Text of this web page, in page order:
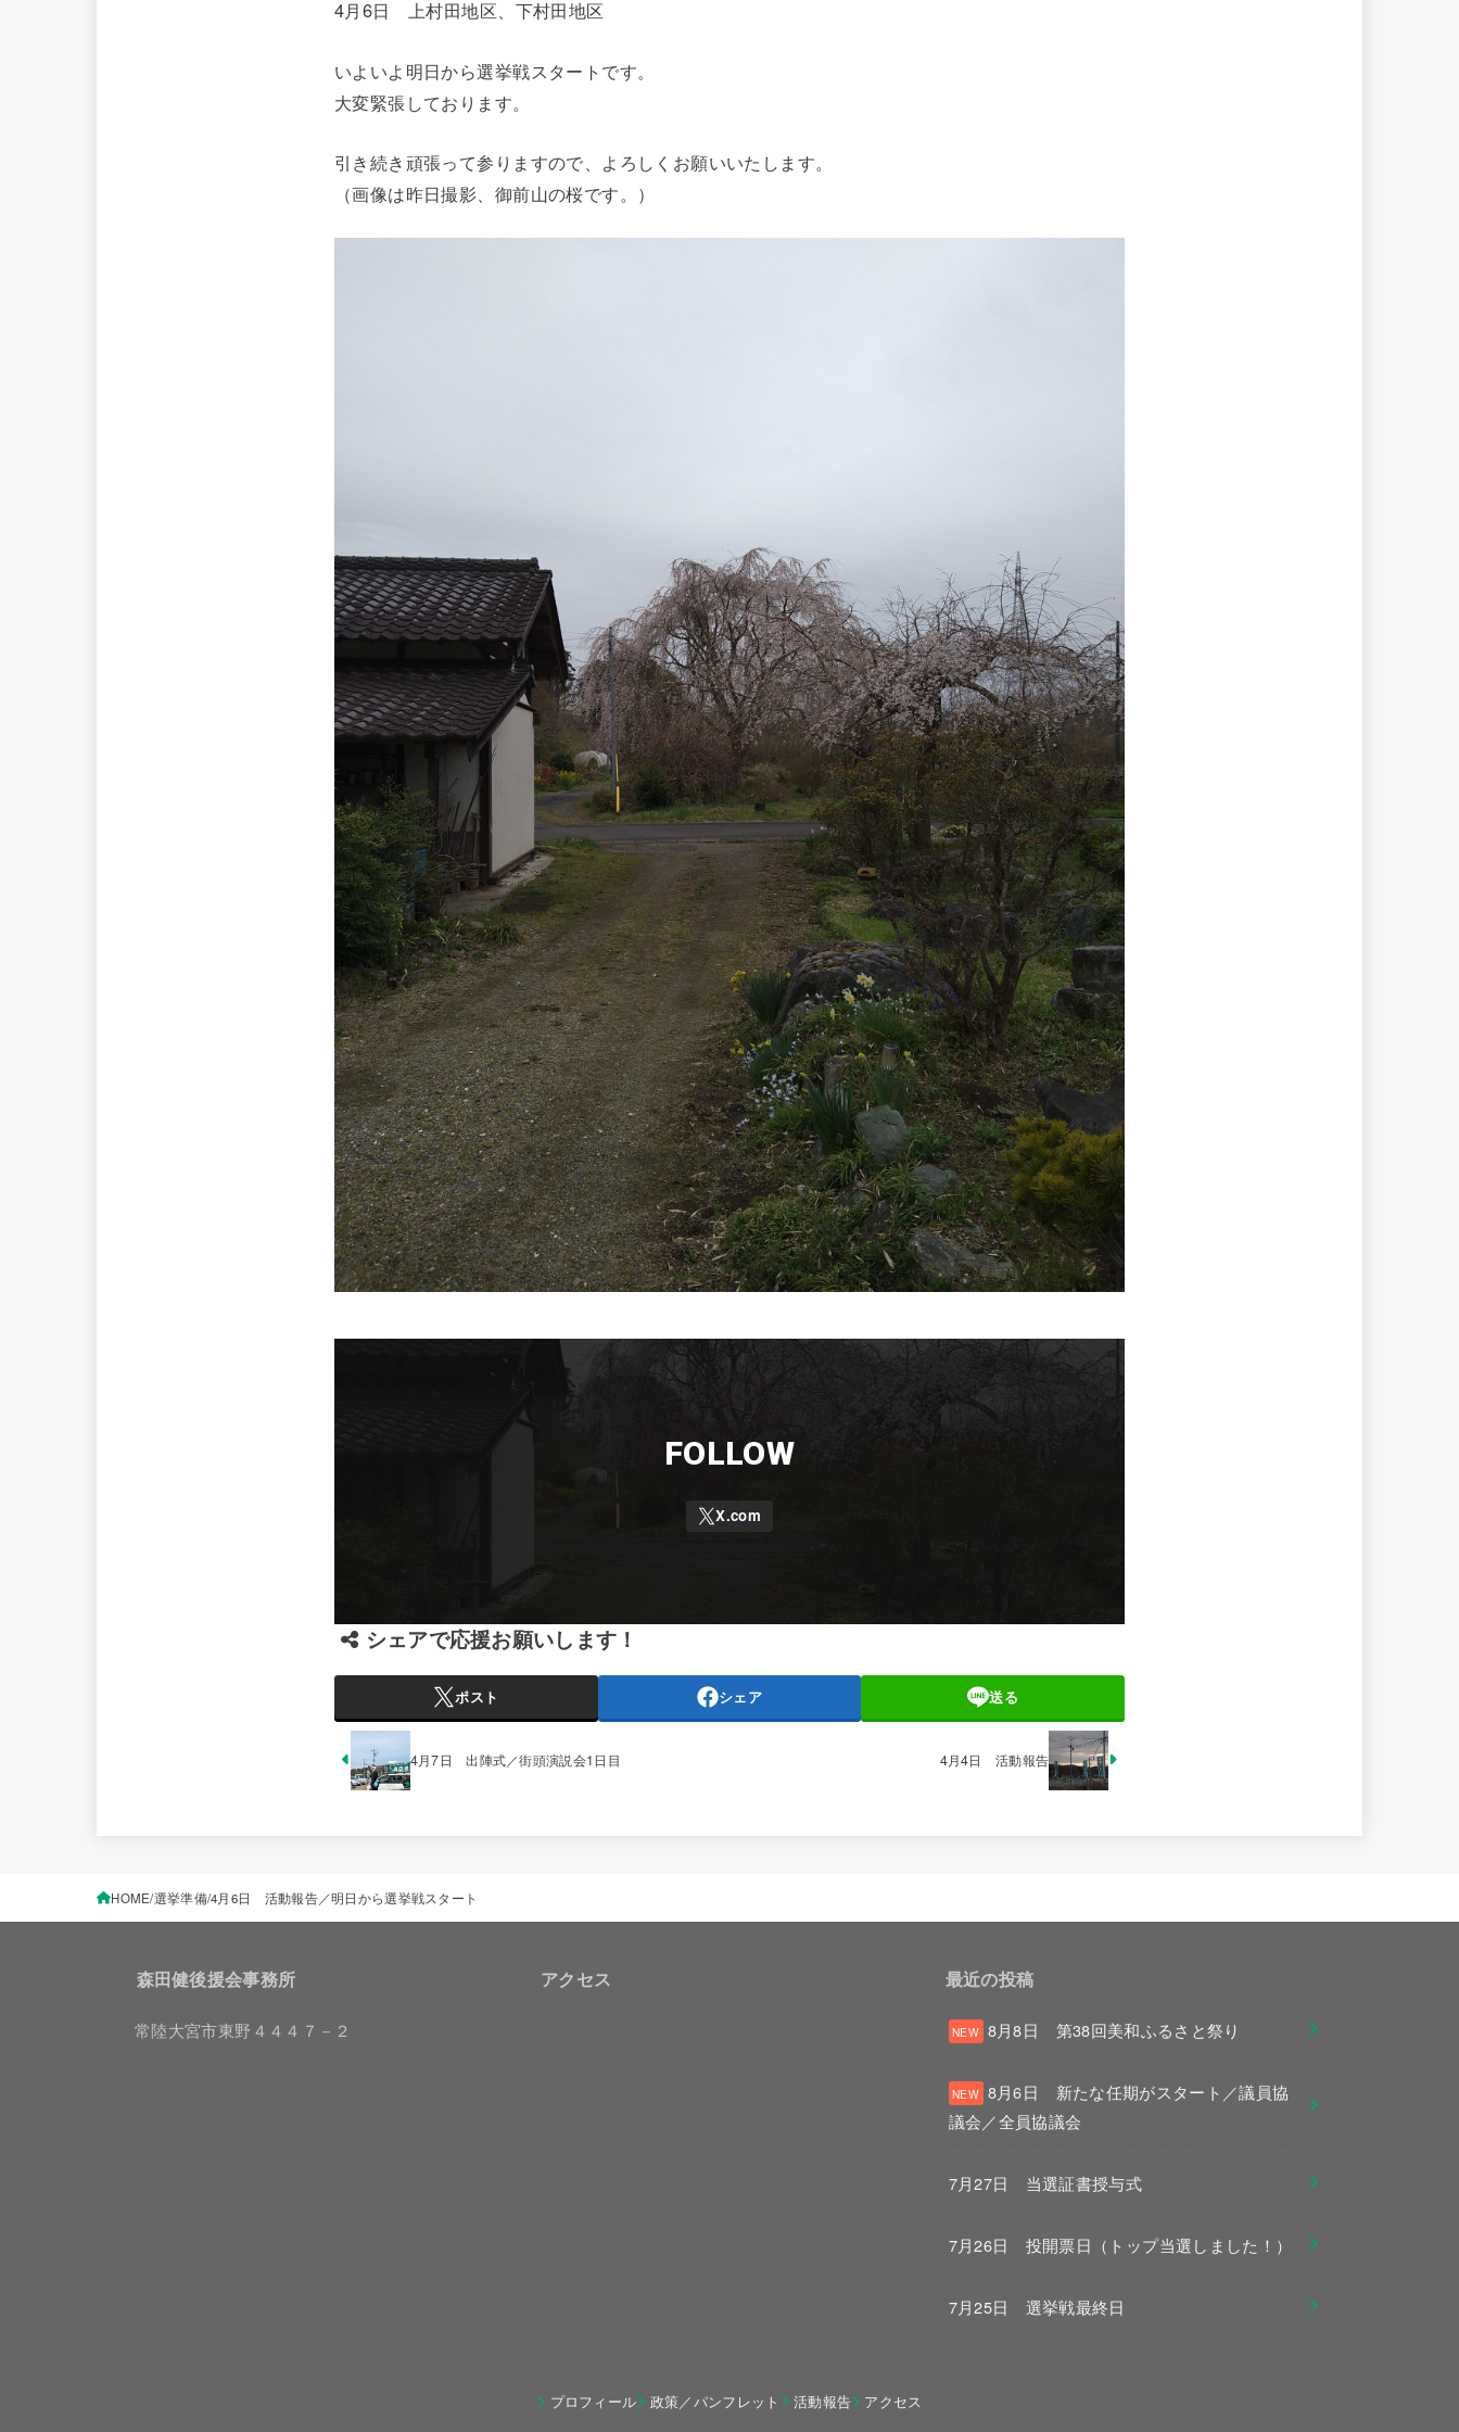
4月6日 上村田地区、下村田地区
いよいよ明日から選挙戦スタートです。
大変緊張しております。
引き続き頑張って参りますので、よろしくお願いいたします。
（画像は昨日撮影、御前山の桜です。）
FOLLOW
シェアで応援お願いします！
ポスト シェア 送る
4月7日 出陣式／街頭演説会1日目 4月4日 活動報告
HOME 選挙準備 4月6日 活動報告／明日から選挙戦スタート
森田健後援会事務所
常陸大宮市東野４４４７－２
アクセス 最近の投稿
8月8日 第38回美和ふるさと祭り
8月6日 新たな任期がスタート／議員協
議会／全員協議会
7月27日 当選証書授与式
7月26日 投開票日（トップ当選しました！）
7月25日 選挙戦最終日
プロフィール 政策／パンフレット 活動報告 アクセス